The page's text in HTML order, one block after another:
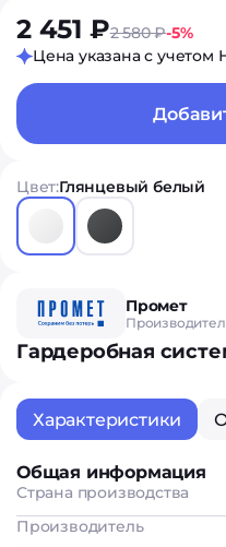
2 451 ₽2 580 ₽-5%
Цена указана с учетом
Цвет:Глянцевый белый
Промет
Гардеробная
Характеристики
Общая информация
Страна производства
Производитель